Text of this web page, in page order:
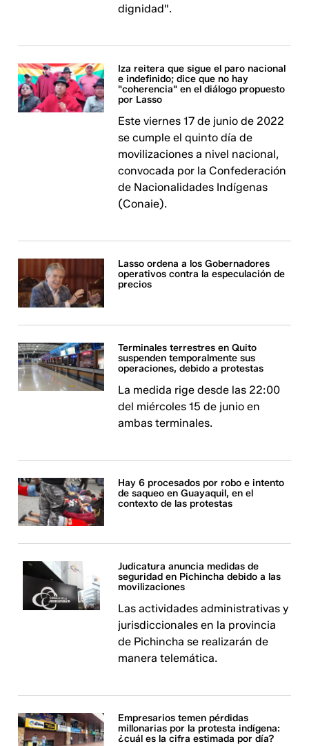
dignidad".
Iza reitera que sigue el paro nacional
e indefinido; dice que no hay
"coherencia" en el diálogo propuesto
por Lasso
Este viernes 17 de junio de 2022
se cumple el quinto día de
movilizaciones a nivel nacional,
convocada por la Confederación
de Nacionalidades Indígenas
(Conaie).
Lasso ordena a los Gobernadores
operativos contra la especulación de
precios
Terminales terrestres en Quito
suspenden temporalmente sus
operaciones, debido a protestas
La medida rige desde las 22:00
del miércoles 15 de junio en
ambas terminales.
Hay 6 procesados por robo e intento
de saqueo en Guayaquil, en el
contexto de las protestas
Judicatura anuncia medidas de
seguridad en Pichincha debido a las
movilizaciones
Las actividades administrativas y
jurisdiccionales en la provincia
de Pichincha se realizarán de
manera telemática.
Empresarios temen pérdidas
millonarias por la protesta indígena:
¿cuál es la cifra estimada por día?